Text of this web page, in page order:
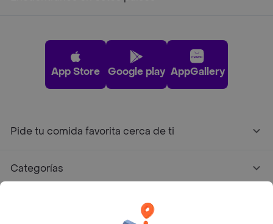
App Store Google play AppGallery
Pide tu comida favorita cerca de ti
Categorías